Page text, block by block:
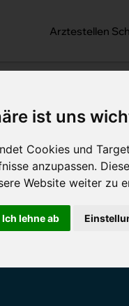
ist uns
Cookies und
anzupassen.
Website weiter zu
Ich lehne ab
Arztestellen
/Bricht das Herz im
Herz im
April 2019 Ersteller: